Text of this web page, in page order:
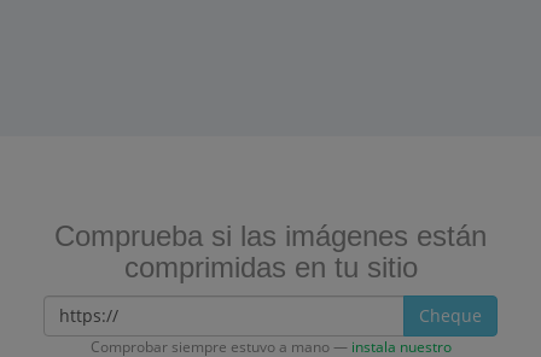
Comprueba si las imágenes están
comprimidas en tu sitio
Cheque
Comprobar siempre estuvo a mano — instala nuestro